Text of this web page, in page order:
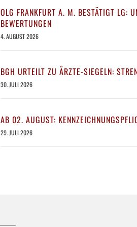
OLG FRANKFURT A. M. BESTÄTIGT LG:
BEWERTUNGEN
4. AUGUST 2026
BGH URTEILT ZU ÄRZTE-SIEGELN:
30. JULI 2026
AB 02. AUGUST:
29. JULI 2026